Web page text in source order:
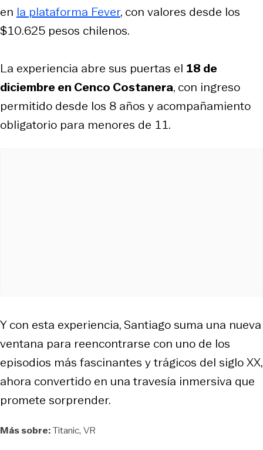
en la plataforma Fever, con valores desde los
$10.625 pesos chilenos.
La experiencia abre sus puertas el 18 de
diciembre en Cenco Costanera, con ingreso
permitido desde los 8 años y acompañamiento
obligatorio para menores de 11.
Y con esta experiencia, Santiago suma una nueva
ventana para reencontrarse con uno de los
episodios más fascinantes y trágicos del siglo XX,
ahora convertido en una travesía inmersiva que
promete sorprender.
Más sobre:Titanic VR